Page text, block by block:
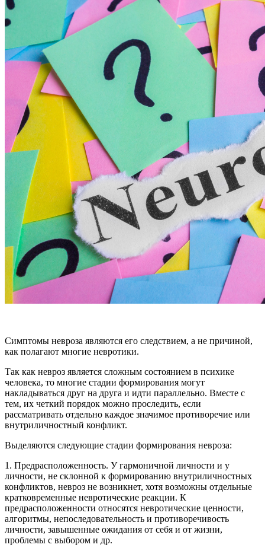
Симптомы невроза являются его следствием, а не причиной,
как полагают многие невротики.
Так как невроз является сложным состоянием в психике
человека, то многие стадии формирования могут
накладываться друг на друга и идти параллельно. Вместе с
тем, их четкий порядок можно проследить, если
рассматривать отдельно каждое значимое противоречие или
внутриличностный конфликт.
Выделяются следующие стадии формирования невроза:
1. Предрасположенность. У гармоничной личности и у
личности, не склонной к формированию внутриличностных
конфликтов, невроз не возникнет, хотя возможны отдельные
кратковременные невротические реакции. К
предрасположенности относятся невротические ценности,
алгоритмы, непоследовательность и противоречивость
личности, завышенные ожидания от себя и от жизни,
проблемы с выбором и др.